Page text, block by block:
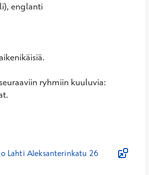
englanti
ryhmiin kuuluvia:
Lahti Aleksanterinkatu 26